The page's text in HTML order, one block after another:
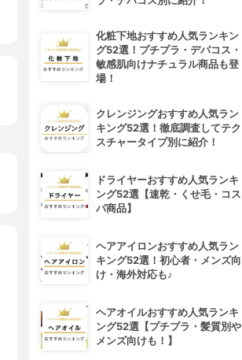
化粧下地おすすめ人気ランキン
グ52選！プチプラ・デパコス・
敏感肌向けナチュラル商品も登
場！
クレンジングおすすめ人気ラン
キング52選！徹底調査してテク
スチャータイプ別に紹介！
ドライヤーおすすめ人気ランキ
ング52選【速乾・くせ毛・コス
パ商品】
ヘアアイロンおすすめ人気ラン
キング52選！初心者・メンズ向
け・海外対応も♪
ヘアオイルおすすめ人気ランキ
ング52選【プチプラ・髪質別や
メンズ向けも！】